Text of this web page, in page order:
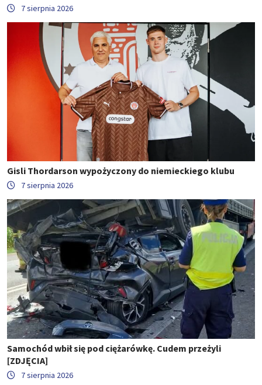
7 sierpnia 2026
Gisli Thordarson wypożyczony do niemieckiego klubu
7 sierpnia 2026
Samochód wbił się pod ciężarówkę. Cudem przeżyli
[ZDJĘCIA]
7 sierpnia 2026